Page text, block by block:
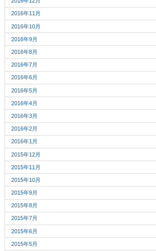
2016年11月
2016年10月
2016年9月
2016年8月
2016年7月
2016年6月
2016年5月
2016年4月
2016年3月
2016年2月
2016年1月
2015年12月
2015年11月
2015年10月
2015年9月
2015年8月
2015年7月
2015年6月
2015年5月